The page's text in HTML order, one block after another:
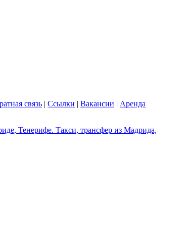
связь | Ссылки | Вакансии | Аренда
Тенерифе. Такси, трансфер из Мадрида,